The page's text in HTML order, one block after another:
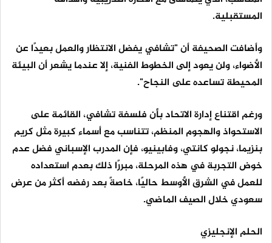
المستقبلية.
وأضافت الصحيفة أن "تشافي يفضل الانتظار والعمل بعيدًا عن
الأضواء، ولن يعود إلى الخطوط الفنية، إلا عندما يشعر أن البيئة
المحيطة تساعده على النجاح".
ورغم اقتناع إدارة الاتحاد بأن فلسفة تشافي، القائمة على
الاستحواذ والهجوم المنظم، تتناسب مع أسماء كبيرة مثل كريم
بنزيما، نجولو كانتي، وفابينيو، فإن المدرب الإسباني فضل عدم
خوض التجربة في هذه المرحلة، مبررًا ذلك بعدم استعداده
للعمل في الشرق الأوسط حاليًا، خاصةً بعد رفضه أكثر من عرض
سعودي خلال الصيف الماضي.
الحلم الإنجليزي